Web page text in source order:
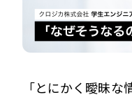
「とにかく曖昧